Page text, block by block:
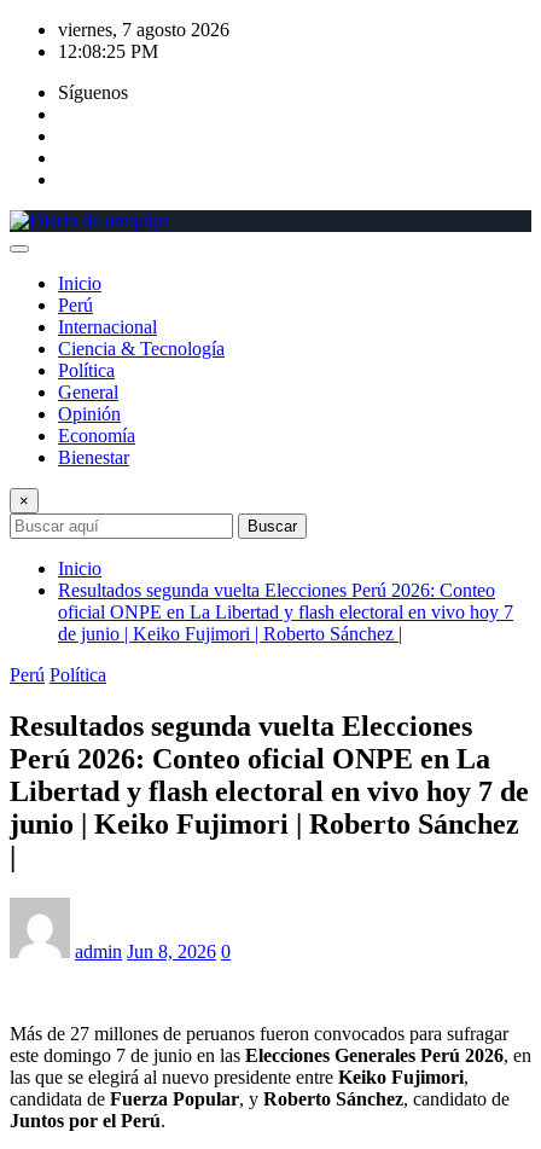
Saltar
viernes, 7 agosto 2026
12:08:26 PM
Síguenos
Inicio
Perú
Internacional
Ciencia & Tecnología
Política
General
Opinión
Economía
Bienestar
×
Buscar
Inicio
Resultados segunda vuelta Elecciones Perú 2026: Conteo
oficial ONPE en La Libertad y flash electoral en vivo hoy 7
de junio | Keiko Fujimori | Roberto Sánchez |
Perú Política
Resultados segunda vuelta Elecciones
Perú 2026: Conteo oficial ONPE en La
Libertad y flash electoral en vivo hoy 7 de
junio | Keiko Fujimori | Roberto Sánchez
|
admin Jun 8, 2026 0
Más de 27 millones de peruanos fueron convocados para sufragar
este domingo 7 de junio en las Elecciones Generales Perú 2026, en
las que se elegirá al nuevo presidente entre Keiko Fujimori,
candidata de Fuerza Popular, y Roberto Sánchez, candidato de
Juntos por el Perú.